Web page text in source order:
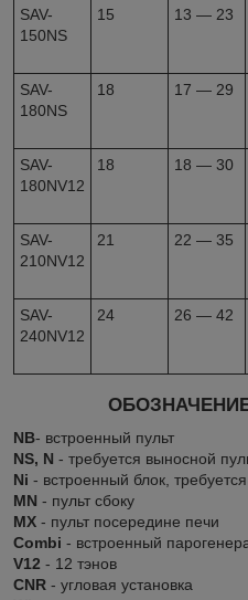
SAV-
150NS
15 13 — 23
SAV-
180NS
18 17 — 29
SAV-
180NV12
18 18 — 30
SAV-
210NV12
21 22 — 35
SAV-
240NV12
24 26 — 42
NB- встроенный пульт
NS, N - требуется выносной
Ni - встроенный блок,
MN - пульт сбоку
MX - пульт посередине печи
Combi - встроенный
V12 - 12 тэнов
CNR - угловая установка